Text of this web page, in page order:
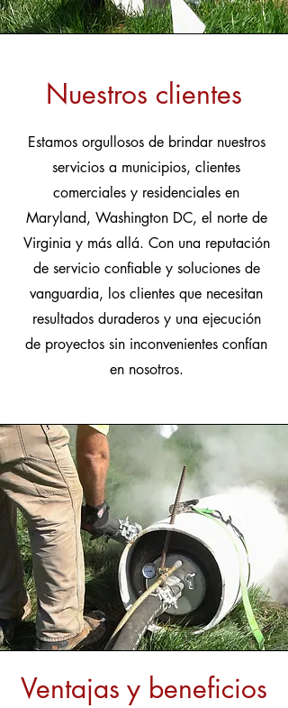
Nuestros clientes
Estamos orgullosos de brindar nuestros
servicios a municipios, clientes
comerciales y residenciales en
Maryland, Washington DC, el norte de
Virginia y más allá. Con una reputación
de servicio confiable y soluciones de
vanguardia, los clientes que necesitan
resultados duraderos y una ejecución
de proyectos sin inconvenientes confían
en nosotros.
Ventajas y beneficios